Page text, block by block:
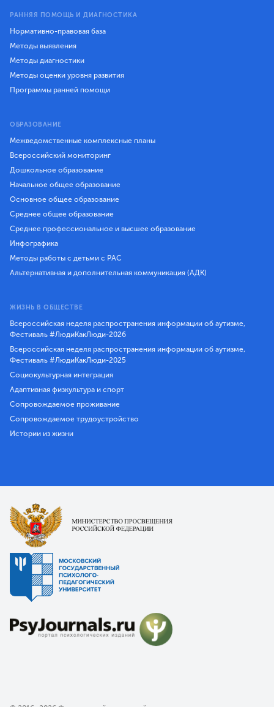
РАННЯЯ ПОМОЩЬ И ДИАГНОСТИКА
Нормативно-правовая база
Методы выявления
Методы диагностики
Методы оценки уровня развития
Программы ранней помощи
ОБРАЗОВАНИЕ
Межведомственные комплексные планы
Всероссийский мониторинг
Дошкольное образование
Начальное общее образование
Основное общее образование
Среднее общее образование
Среднее профессиональное и высшее образование
Инфографика
Методы работы с детьми с РАС
Альтернативная и дополнительная коммуникация (АДК)
ЖИЗНЬ В ОБЩЕСТВЕ
Всероссийская неделя распространения информации об аутизме,
Фестиваль #ЛюдиКакЛюди-2026
Всероссийская неделя распространения информации об аутизме,
Фестиваль #ЛюдиКакЛюди-2025
Социокультурная интеграция
Адаптивная физкультура и спорт
Сопровождаемое проживание
Сопровождаемое трудоустройство
Истории из жизни